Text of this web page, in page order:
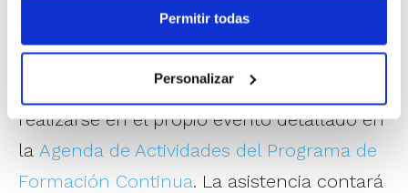
Permitir todas
Personalizar
La inscripción a esta actividad puede
realizarse en el propio evento detallado en
la Agenda de Actividades del Programa de
Formación Continua. La asistencia contará